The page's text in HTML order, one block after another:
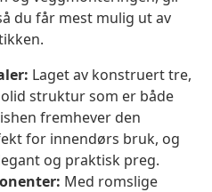
du får mest mulig ut av
Laget av konstruert tre,
struktur som er både
fremhever den
for innendørs bruk, og
og praktisk preg.
Med romslige